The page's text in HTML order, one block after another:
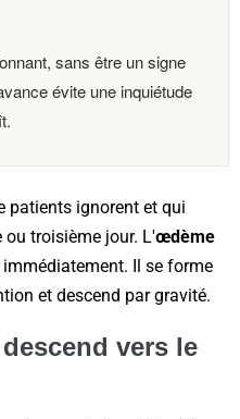
sans être un signe
évite une inquiétude
patients ignorent et qui
troisième jour. L'œdème
Il se forme
et descend par gravité.
vers le